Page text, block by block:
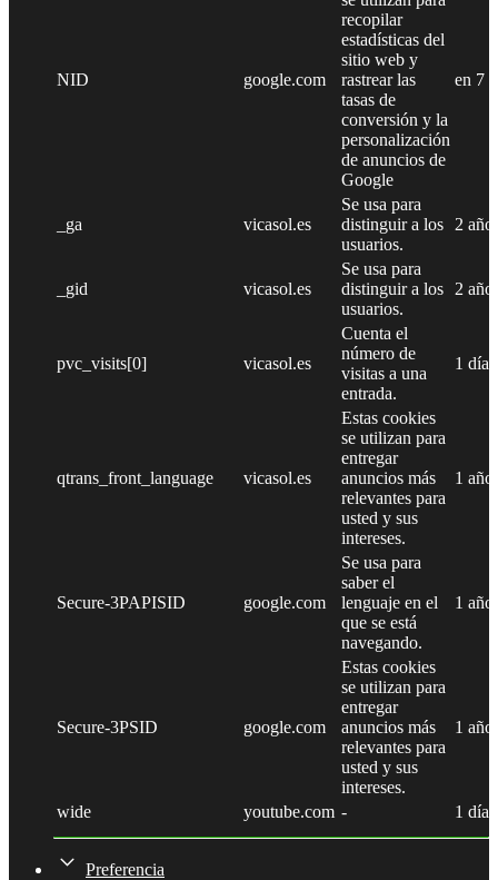
NID google.com
recopilar
estadísticas del
sitio web y
rastrear las
tasas de
conversión y la
personalización
de anuncios de
Google
en 7
_ga vicasol.es
Se usa para
distinguir a los
usuarios.
2
_gid vicasol.es
Se usa para
distinguir a los
usuarios.
2
pvc_visits[0] vicasol.es
Cuenta el
número de
visitas a una
entrada.
1 día
qtrans_front_language vicasol.es
Estas cookies
se utilizan para
entregar
anuncios más
relevantes para
usted y sus
intereses.
1 año
Secure-3PAPISID google.com
Se usa para
saber el
lenguaje en el
que se está
navegando.
1 año
Secure-3PSID google.com
Estas cookies
se utilizan para
entregar
anuncios más
relevantes para
usted y sus
intereses.
1 año
wide youtube.com - 1 día
Preferencia